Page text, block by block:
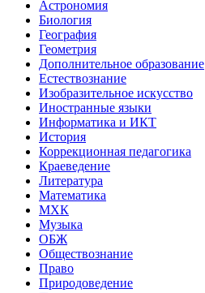
Астрономия
Биология
География
Геометрия
Дополнительное образование
Естествознание
Изобразительное искусство
Иностранные языки
Информатика и ИКТ
История
Коррекционная педагогика
Краеведение
Литература
Математика
МХК
Музыка
ОБЖ
Обществознание
Право
Природоведение